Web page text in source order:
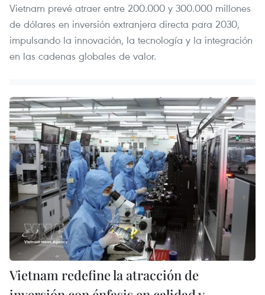
Vietnam prevé atraer entre 200.000 y 300.000 millones
de dólares en inversión extranjera directa para 2030,
impulsando la innovación, la tecnología y la integración
en las cadenas globales de valor.
Vietnam redefine la atracción de